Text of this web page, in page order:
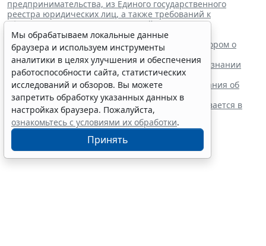
предпринимательства, из Единого государственного
реестра юридических лиц, а также требований к
оформлению указанных заявлений"
Читайте также:
ВС РФ поддержал заявителя в споре с регистратором о
внесении записи в ЕГРЮЛ
Суд обязал заключить трудовой договор при признании
отказа в приеме незаконным
Резидентам РФ указали на нюансы информирования об
открытии счетов за границей
Обеспечительный платеж в рамках СПОТ учитывается в
расходах по УСН
Мы обрабатываем локальные данные
браузера и используем инструменты
аналитики в целях улучшения и обеспечения
работоспособности сайта, статистических
исследований и обзоров. Вы можете
запретить обработку указанных данных в
настройках браузера. Пожалуйста,
ознакомьтесь с условиями их обработки.
Принять